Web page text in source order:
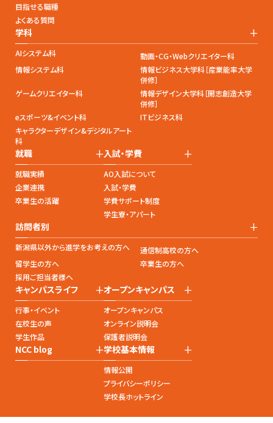
目指せる職種
よくある質問
学科 +
AIシステム科
動画・CG・Webクリエイター科
情報システム科
情報ビジネス大学科［産業能率大学
併修］
ゲームクリエイター科
情報デザイン大学科［開志創造大学
併修］
eスポーツ&イベント科
ITビジネス科
キャラクターデザイン&デジタルアート
科
就職 +
就職実績
企業連携
卒業生の活躍
入試・学費 +
AO入試について
入試・学費
学費サポート制度
学生寮・アパート
訪問者別 +
新潟県以外から進学をお考えの方へ
通信制高校の方へ
留学生の方へ
卒業生の方へ
採用ご担当者様へ
キャンパスライフ +
行事・イベント
在校生の声
学生作品
オープンキャンパス +
オープンキャンパス
オンライン説明会
保護者説明会
NCC blog +学校基本情報 +
情報公開
プライバシーポリシー
学校長ホットライン